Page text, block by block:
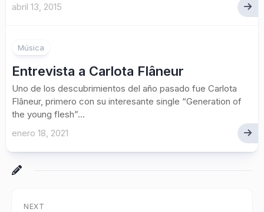
abril 13, 2015
Música
Entrevista a Carlota Flâneur
Uno de los descubrimientos del año pasado fue Carlota
Flâneur, primero con su interesante single “Generation of
the young flesh”...
enero 18, 2021
NEXT